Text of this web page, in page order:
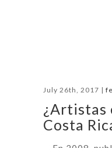
July 26th, 2017 |
¿Artistas
Costa